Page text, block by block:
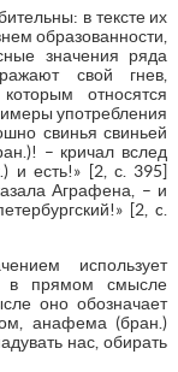
в тексте их
образованности,
значения ряда
свой гнев,
относятся
употребления
свинья свиньей
– кричал вслед
и есть!» [2, с. 395]
Аграфена, – и
[2, c.
использует
в прямом смысле
оно обозначает
анафема (бран.)
нас, обирать